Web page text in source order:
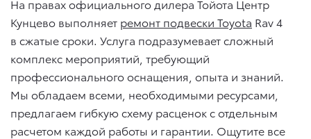
На правах официального дилера Тойота Центр
Кунцево выполняет ремонт подвески Toyota Rav 4
в сжатые сроки. Услуга подразумевает сложный
комплекс мероприятий, требующий
профессионального оснащения, опыта и знаний.
Мы обладаем всеми, необходимыми ресурсами,
предлагаем гибкую схему расценок с отдельным
расчетом каждой работы и гарантии. Ощутите все